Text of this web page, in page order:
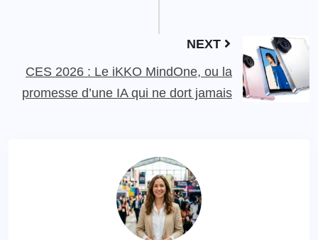
NEXT
CES 2026 : Le iKKO MindOne, ou la
promesse d’une IA qui ne dort jamais